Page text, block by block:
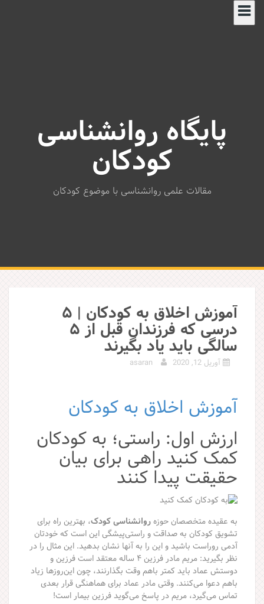
پایگاه روانشناسی
کودکان
مقالات علمی روانشناسی با موضوع کودکان
آموزش اخلاق به کودکان | ۵
درسی که فرزندان قبل از ۵
سالگی باید یاد بگیرند
آوریل 12, 2020 asaran
آموزش اخلاق به کودکان
ارزش اول: راستی؛ به کودکان
کمک کنید راهی برای بیان
حقیقت پیدا کنند
به عقیده متخصصان حوزهروانشناسی کودک، بهترین راه برای
تشویق کودکان به صداقت‌ و راستی‌پیشگی این است که خودتان
آدمی روراست باشید و این را به آنها نشان بدهید. این مثال را در
نظر بگیرید: مریم مادر فرزین ۴ ساله معتقد است فرزین و
دوستش عماد باید کمتر باهم وقت بگذارنند، چون این‌روزها زیاد
باهم دعوا می‌کنند. وقتی مادر عماد برای هماهنگی قرار بعدی
تماس می‌گیرد، مریم در پاسخ می‌گوید فرزین بیمار است!